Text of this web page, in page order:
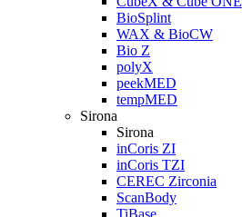
BioSplint
WAX & BioCW
Bio Z
polyX
peekMED
tempMED
Sirona
Sirona
inCoris ZI
inCoris TZI
CEREC Zirconia
ScanBody
TiBase